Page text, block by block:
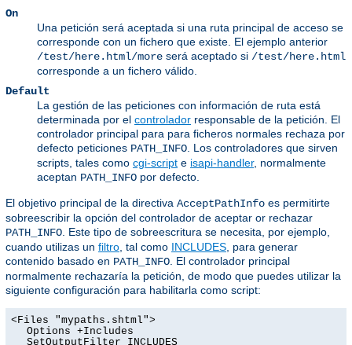
On
Una petición será aceptada si una ruta principal de acceso se
corresponde con un fichero que existe. El ejemplo anterior
/test/here.html/more será aceptado si /test/here.html
corresponde a un fichero válido.
Default
La gestión de las peticiones con información de ruta está
determinada por el controlador responsable de la petición. El
controlador principal para para ficheros normales rechaza por
defecto peticiones PATH_INFO . Los controladores que sirven
scripts, tales como cgi-script e isapi-handler, normalmente
aceptan PATH_INFO por defecto.
El objetivo principal de la directiva AcceptPathInfo es permitirte
sobreescribir la opción del controlador de aceptar or rechazar
PATH_INFO . Este tipo de sobreescritura se necesita, por ejemplo,
cuando utilizas un filtro , tal como INCLUDES , para generar
contenido basado en PATH_INFO . El controlador principal
normalmente rechazaría la petición, de modo que puedes utilizar la
siguiente configuración para habilitarla como script:
<Files "mypaths.shtml">
Options +Includes
SetOutputFilter INCLUDES